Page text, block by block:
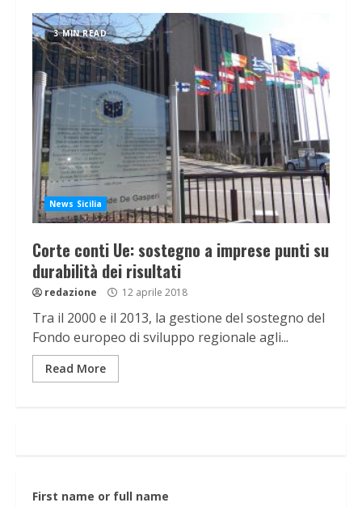
3 MIN READ
News Sicilia
Corte conti Ue: sostegno a imprese punti su
durabilità dei risultati
redazione 12 aprile 2018
Tra il 2000 e il 2013, la gestione del sostegno del
Fondo europeo di sviluppo regionale agli...
Read More
First name or full name